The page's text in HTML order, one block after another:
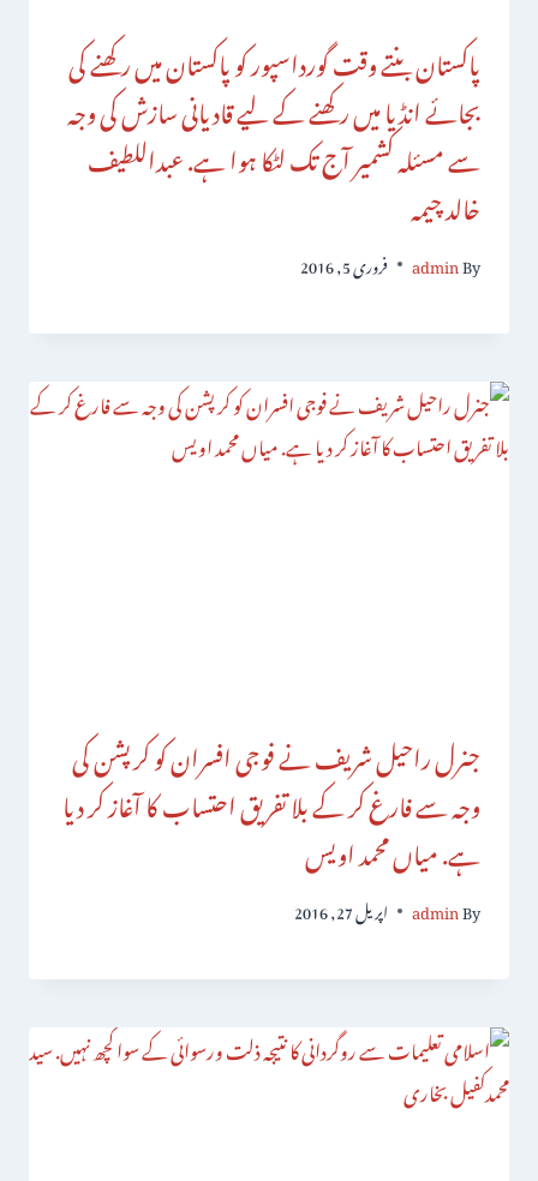
پاکستان بنتے وقت گورداسپور کو پاکستان میں رکھنے کی
بجائے انڈیا میں رکھنے کے لیے قادیانی سازش کی وجہ
سے مسئلہ کشمیر آج تک لٹکا ہوا ہے. عبداللطیف
خالد چیمہ
By
admin فروری 5, 2016
جنرل راحیل شریف نے فوجی افسران کو کرپشن کی
وجہ سے فارغ کر کے بلا تفریق احتساب کا آغاز کر دیا
ہے. میاں محمد اویس
By
admin اپریل 27, 2016